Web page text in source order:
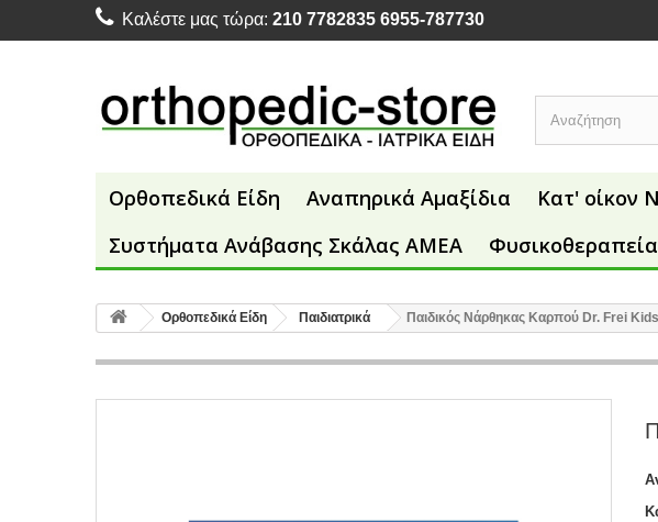
Καλέστε μας τώρα: 210 7782835 6955-787730
Ορθοπεδικά Είδη Αναπηρικά Αμαξίδια Κατ' οίκον
Συστήματα Ανάβασης Σκάλας ΑΜΕΑ
Ορθοπεδικά Είδη Παιδιατρικά Παιδικός Νάρθηκας Καρπού Dr. Frei Kids